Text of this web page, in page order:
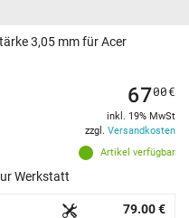
3,05 mm für Acer
Artikel verfügbar
6700€
inkl. 19% MwSt
zzgl. Versandkosten
Werkstatt
79.00 €